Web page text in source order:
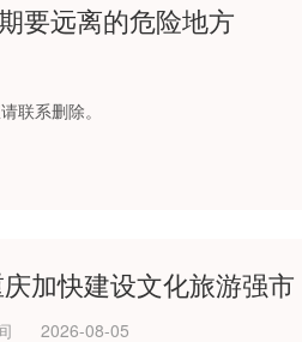
要远离的危险地方
联系删除。
加快建设文化旅游强
2026-08-05